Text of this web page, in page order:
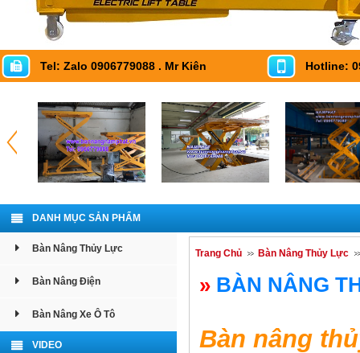
Tel: Zalo 0906779088 . Mr Kiên Hotline:
DANH MỤC SẢN PHẨM
Bàn Nâng Thủy Lực
Bàn Nâng Điện
Bàn Nâng Xe Ô Tô
VIDEO
Trang Chủ Bàn Nâng Thủy Lực
» BÀN NÂNG
Bàn nâng